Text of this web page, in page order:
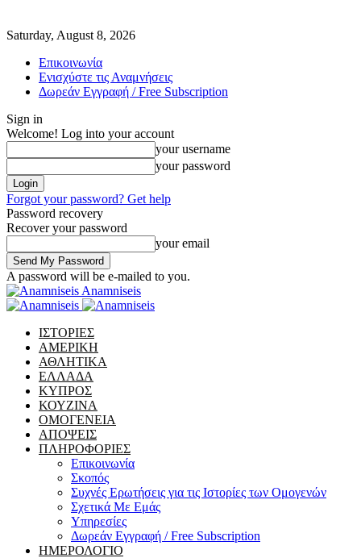
Saturday, August 8, 2026
Επικοινωνία
Ενισχύστε τις Αναμνήσεις
Δωρεάν Εγγραφή / Free Subscription
Sign in
Welcome! Log into your account
your username
your password
Forgot your password? Get help
Password recovery
Recover your password
your email
A password will be e-mailed to you.
Anamniseis
ΙΣΤΟΡΙΕΣ
ΑΜΕΡΙΚΗ
ΑΘΛΗΤΙΚΑ
ΕΛΛΑΔΑ
ΚΥΠΡΟΣ
ΚΟΥΖΙΝΑ
ΟΜΟΓΕΝΕΙΑ
ΑΠΟΨΕΙΣ
ΠΛΗΡΟΦΟΡΙΕΣ
Επικοινωνία
Σκοπός
Συχνές Ερωτήσεις για τις Ιστορίες των Ομογενών
Σχετικά Με Εμάς
Υπηρεσίες
Δωρεάν Εγγραφή / Free Subscription
ΗΜΕΡΟΛΟΓΙΟ